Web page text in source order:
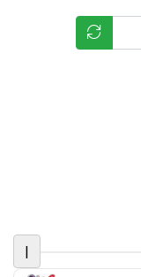
|